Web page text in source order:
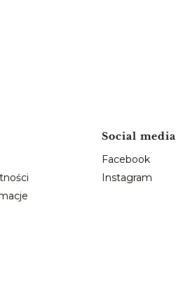
Social media
Facebook
Instagram